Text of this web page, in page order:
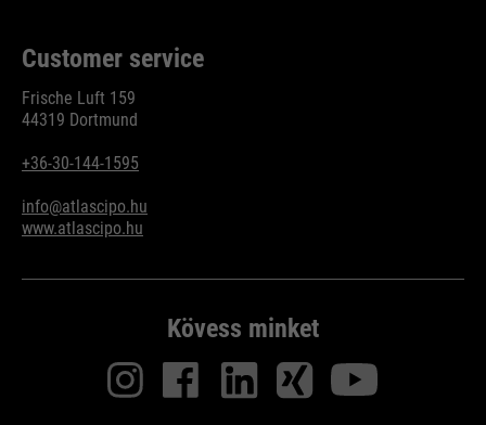
Customer service
Frische Luft 159
44319 Dortmund
+36-30-144-1595
info@atlascipo.hu
www.atlascipo.hu
Kövess minket